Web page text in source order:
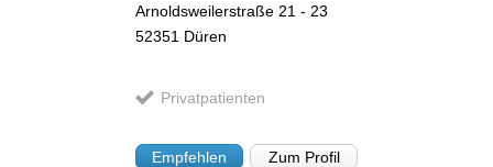
Arnoldsweilerstraße 21 - 23
52351 Düren
Privatpatienten
Empfehlen Zum Profil